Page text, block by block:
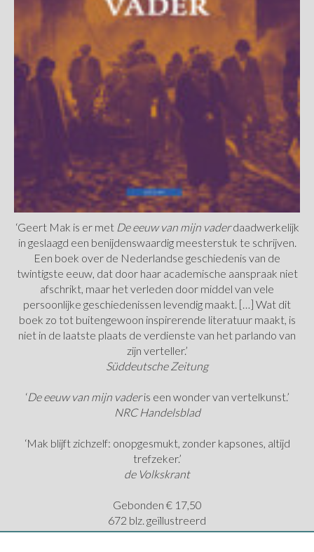
‘Geert Mak is er met De eeuw van mijn vaderdaadwerkelijk
in geslaagd een benijdenswaardig meesterstuk te schrijven.
Een boek over de Nederlandse geschiedenis van de
twintigste eeuw, dat door haar academische aanspraak niet
afschrikt, maar het verleden door middel van vele
persoonlijke geschiedenissen levendig maakt. […] Wat dit
boek zo tot buitengewoon inspirerende literatuur maakt, is
niet in de laatste plaats de verdienste van het parlando van
zijn verteller.’
Süddeutsche Zeitung
‘De eeuw van mijn vaderis een wonder van vertelkunst.’
NRC Handelsblad
‘Mak blijft zichzelf: onopgesmukt, zonder kapsones, altijd
trefzeker.’
de Volkskrant
Gebonden € 17,50
672 blz. geïllustreerd
978 90 450 1654 2